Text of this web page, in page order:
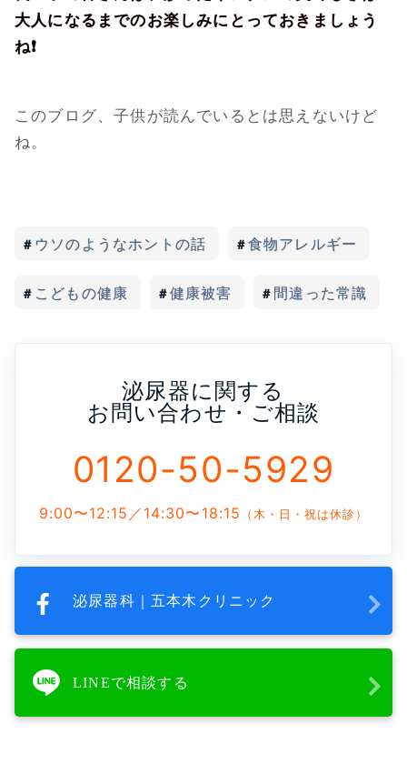
大人になるまでのお楽しみにとっておきましょう
ね❗
このブログ、子供が読んでいるとは思えないけど
ね。
ウソのようなホントの話 食物アレルギー
こどもの健康 健康被害 間違った常識
泌尿器に関する
お問い合わせ・ご相談
0120-50-5929
9:00〜12:15／14:30〜18:15 （木・日・祝は休診）
泌尿器科｜五本木クリニック
LINEで相談する